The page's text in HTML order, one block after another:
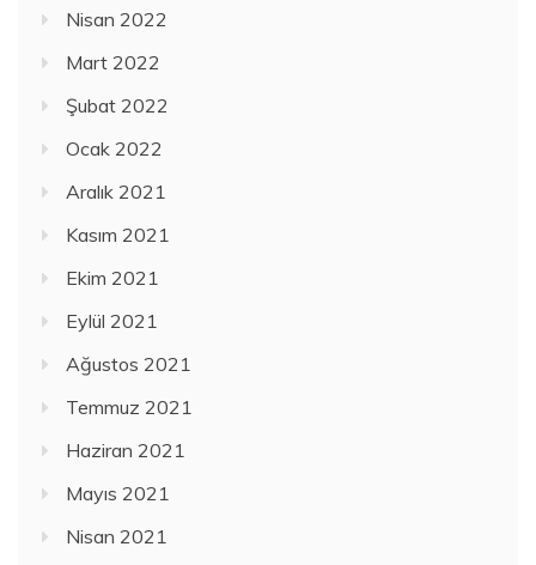
Nisan 2022
Mart 2022
Şubat 2022
Ocak 2022
Aralık 2021
Kasım 2021
Ekim 2021
Eylül 2021
Ağustos 2021
Temmuz 2021
Haziran 2021
Mayıs 2021
Nisan 2021